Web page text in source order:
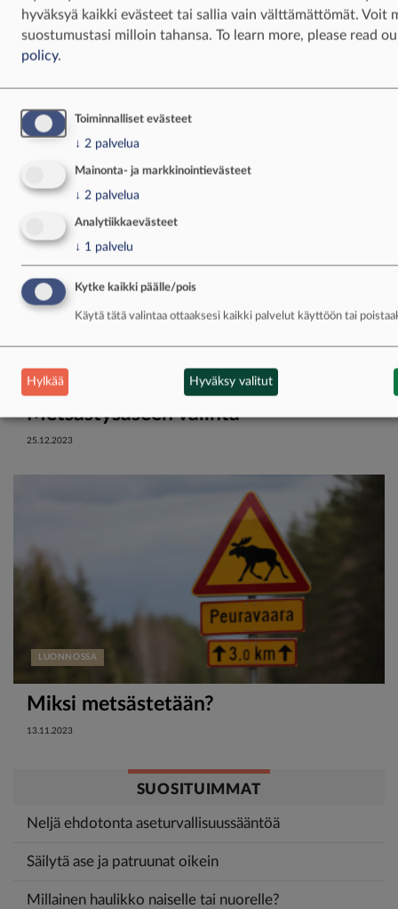
METSÄSTYS
jäseneksi?
METSÄSTYSAMMUNTA
Metsästysaseen valinta
25.12.2023
LUONNOSSA
Miksi metsästetään?
13.11.2023
SUOSITUIMMAT
Neljä ehdotonta aseturvallisuussääntöä
Säilytä ase ja patruunat oikein
Millainen haulikko naiselle tai nuorelle?
hyväksyä kaikki evästeet tai sallia vain välttämättömät. Voit
suostumustasi milloin tahansa. To learn more, please read
policy.
Toiminnalliset evästeet
↓ 2 palvelua
Mainonta- ja markkinointievästeet
↓ 2 palvelua
Analytiikkaevästeet
↓ 1 palvelu
Kytke kaikki päälle/pois
Käytä tätä valintaa ottaaksesi kaikki palvelut käyttöön tai
Hylkää Hyväksy valitut